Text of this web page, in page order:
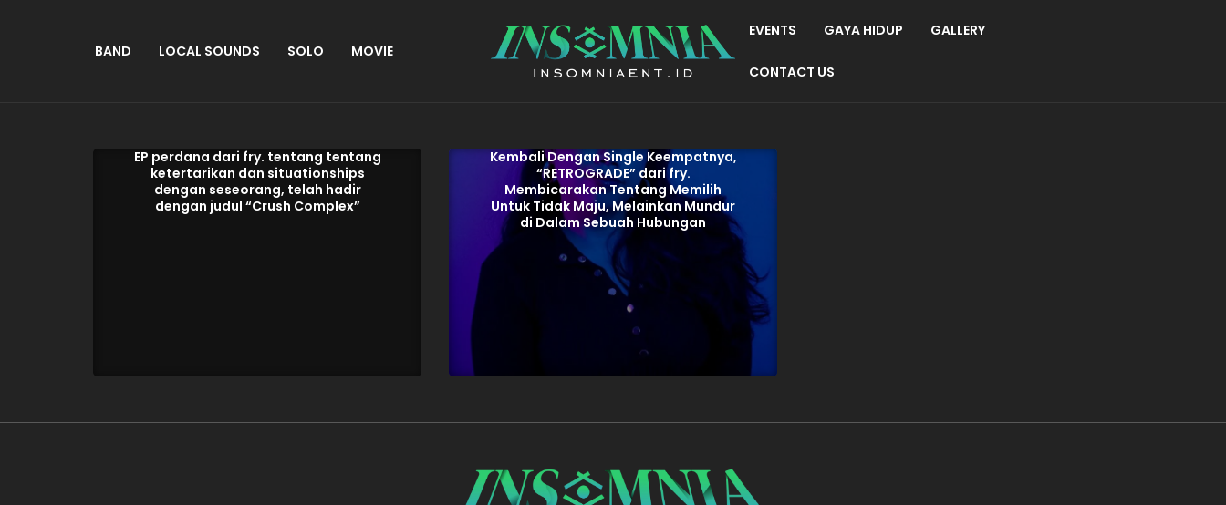
BAND LOCAL SOUNDS SOLO MOVIE
EVENTS GAYA HIDUP GALLERY
CONTACT US
EP perdana dari fry. tentang tentang
ketertarikan dan situationships
dengan seseorang, telah hadir
dengan judul “Crush Complex”
Kembali Dengan Single Keempatnya,
“RETROGRADE” dari fry.
Membicarakan Tentang Memilih
Untuk Tidak Maju, Melainkan Mundur
di Dalam Sebuah Hubungan